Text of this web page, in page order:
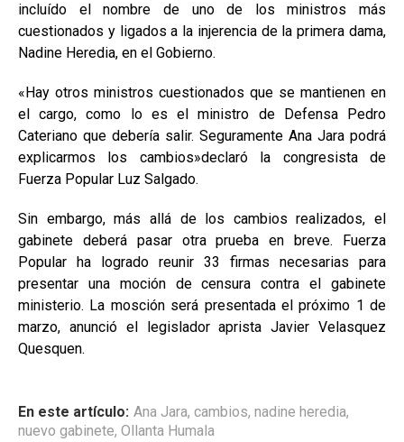
incluído el nombre de uno de los ministros más
cuestionados y ligados a la injerencia de la primera dama,
Nadine Heredia, en el Gobierno.
«Hay otros ministros cuestionados que se mantienen en
el cargo, como lo es el ministro de Defensa Pedro
Cateriano que debería salir. Seguramente Ana Jara podrá
explicarmos los cambios»declaró la congresista de
Fuerza Popular Luz Salgado.
Sin embargo, más allá de los cambios realizados, el
gabinete deberá pasar otra prueba en breve. Fuerza
Popular ha logrado reunir 33 firmas necesarias para
presentar una moción de censura contra el gabinete
ministerio. La mosción será presentada el próximo 1 de
marzo, anunció el legislador aprista Javier Velasquez
Quesquen.
En este artículo: Ana Jara, cambios, nadine heredia,
nuevo gabinete, Ollanta Humala